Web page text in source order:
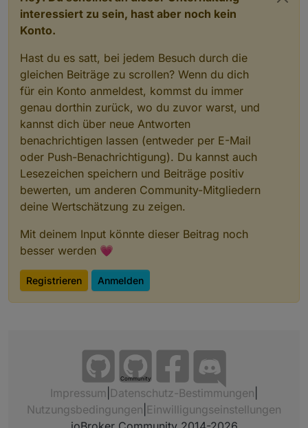
interessiert zu sein, hast aber noch kein
Konto.
Hast du es satt, bei jedem Besuch durch die
gleichen Beiträge zu scrollen? Wenn du dich
für ein Konto anmeldest, kommst du immer
genau dorthin zurück, wo du zuvor warst, und
kannst dich über neue Antworten
benachrichtigen lassen (entweder per E-Mail
oder Push-Benachrichtigung). Du kannst auch
Lesezeichen speichern und Beiträge positiv
bewerten, um anderen Community-Mitgliedern
deine Wertschätzung zu zeigen.
Mit deinem Input könnte dieser Beitrag noch
besser werden 💗
Registrieren Anmelden
Community
Impressum Datenschutz-Bestimmungen
Nutzungsbedingungen Einwilligungseinstellungen